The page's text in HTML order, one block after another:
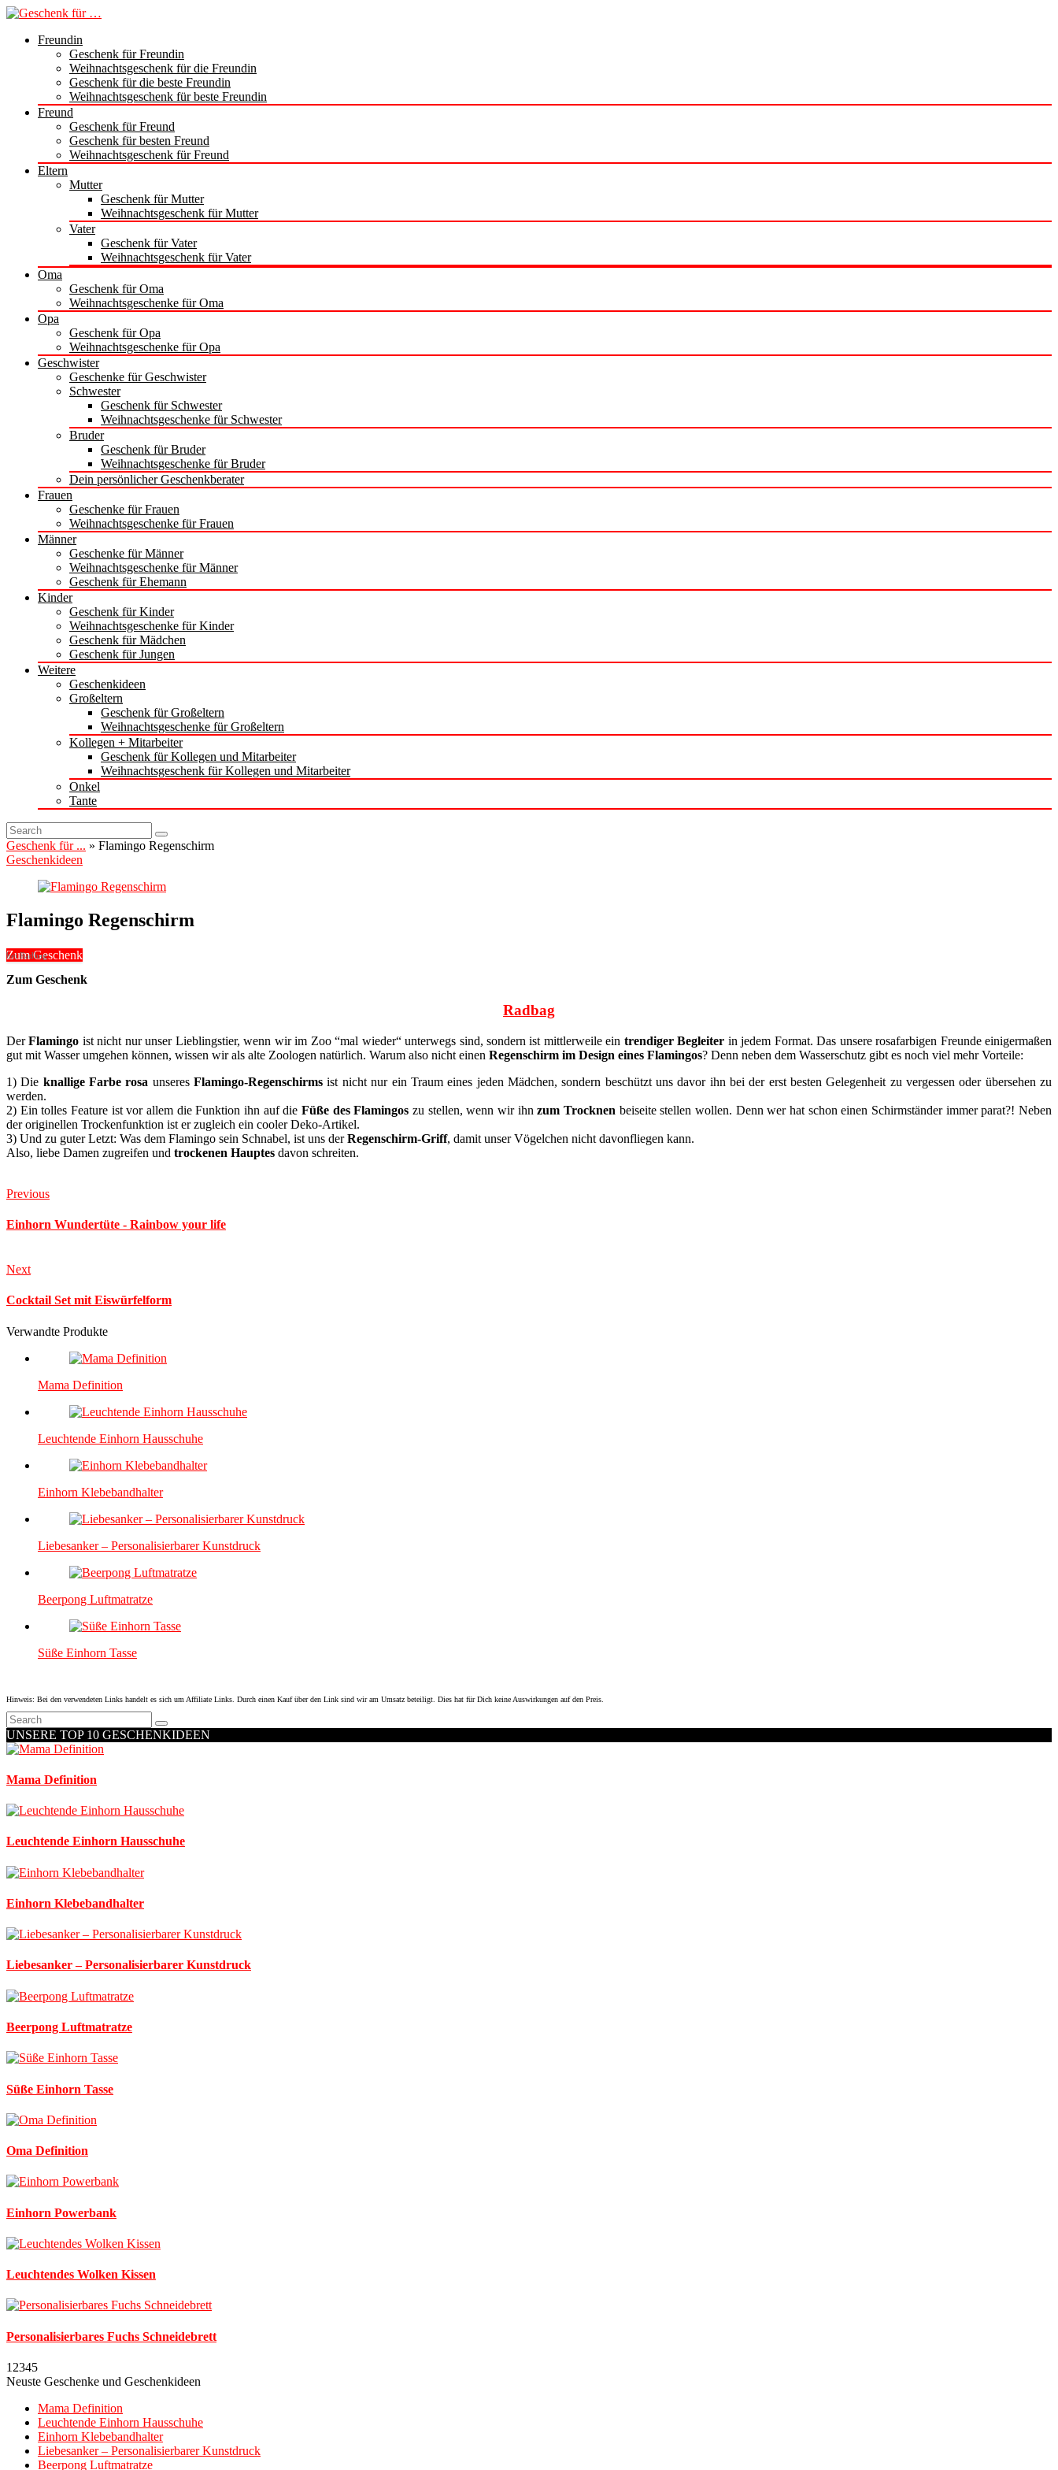
Freundin
Geschenk für Freundin
Weihnachtsgeschenk für die Freundin
Geschenk für die beste Freundin
Weihnachtsgeschenk für beste Freundin
Freund
Geschenk für Freund
Geschenk für besten Freund
Weihnachtsgeschenk für Freund
Eltern
Mutter
Geschenk für Mutter
Weihnachtsgeschenk für Mutter
Vater
Geschenk für Vater
Weihnachtsgeschenk für Vater
Oma
Geschenk für Oma
Weihnachtsgeschenke für Oma
Opa
Geschenk für Opa
Weihnachtsgeschenke für Opa
Geschwister
Geschenke für Geschwister
Schwester
Geschenk für Schwester
Weihnachtsgeschenke für Schwester
Bruder
Geschenk für Bruder
Weihnachtsgeschenke für Bruder
Dein persönlicher Geschenkberater
Frauen
Geschenke für Frauen
Weihnachtsgeschenke für Frauen
Männer
Geschenke für Männer
Weihnachtsgeschenke für Männer
Geschenk für Ehemann
Kinder
Geschenk für Kinder
Weihnachtsgeschenke für Kinder
Geschenk für Mädchen
Geschenk für Jungen
Weitere
Geschenkideen
Großeltern
Geschenk für Großeltern
Weihnachtsgeschenke für Großeltern
Kollegen + Mitarbeiter
Geschenk für Kollegen und Mitarbeiter
Weihnachtsgeschenk für Kollegen und Mitarbeiter
Onkel
Tante
Geschenk für ... » Flamingo Regenschirm
Geschenkideen
Flamingo Regenschirm
Zum Geschenk
bei Radbag
Zum Geschenk
Radbag
DerFlamingo ist nicht nur unser Lieblingstier, wenn wir im Zoo “mal wieder“ unterwegs sind, sondern ist mittlerweile ein trendiger Begleiter in jedem Format. Das unsere rosafarbigen Freunde einigermaßen
gut mit Wasser umgehen können, wissen wir als alte Zoologen natürlich. Warum also nicht einen Regenschirm im Design eines Flamingos? Denn neben dem Wasserschutz gibt es noch viel mehr Vorteile:
1) Die knallige Farbe rosa unseresFlamingo-Regenschirms ist nicht nur ein Traum eines jeden Mädchen, sondern beschützt uns davor ihn bei der erst besten Gelegenheit zu vergessen oder übersehen zu
werden.
2) Ein tolles Feature ist vor allem die Funktion ihn auf die Füße des Flamingos zu stellen, wenn wir ihnzum Trocknen beiseite stellen wollen. Denn wer hat schon einen Schirmständer immer parat?! Neben
der originellen Trockenfunktion ist er zugleich ein cooler Deko-Artikel.
3) Und zu guter Letzt: Was dem Flamingo sein Schnabel, ist uns derRegenschirm-Griff, damit unser Vögelchen nicht davonfliegen kann.
Also, liebe Damen zugreifen und trockenen Hauptes davon schreiten.
Previous
Einhorn Wundertüte - Rainbow your life
Next
Cocktail Set mit Eiswürfelform
Verwandte Produkte
Mama Definition
Leuchtende Einhorn Hausschuhe
Einhorn Klebebandhalter
Liebesanker – Personalisierbarer Kunstdruck
Beerpong Luftmatratze
Süße Einhorn Tasse
Hinweis: Bei den verwendeten Links handelt es sich um Affiliate Links. Durch einen Kauf über den Link sind wir am Umsatz beteiligt. Dies hat für Dich keine Auswirkungen auf den Preis.
UNSERE TOP 10 GESCHENKIDEEN
Mama Definition
Leuchtende Einhorn Hausschuhe
Einhorn Klebebandhalter
Liebesanker – Personalisierbarer Kunstdruck
Beerpong Luftmatratze
Süße Einhorn Tasse
Oma Definition
Einhorn Powerbank
Leuchtendes Wolken Kissen
Personalisierbares Fuchs Schneidebrett
12345
Neuste Geschenke und Geschenkideen
Mama Definition
Leuchtende Einhorn Hausschuhe
Einhorn Klebebandhalter
Liebesanker – Personalisierbarer Kunstdruck
Beerpong Luftmatratze